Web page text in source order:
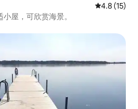
平均评分
4.8 (15)
屋，可欣赏海景。